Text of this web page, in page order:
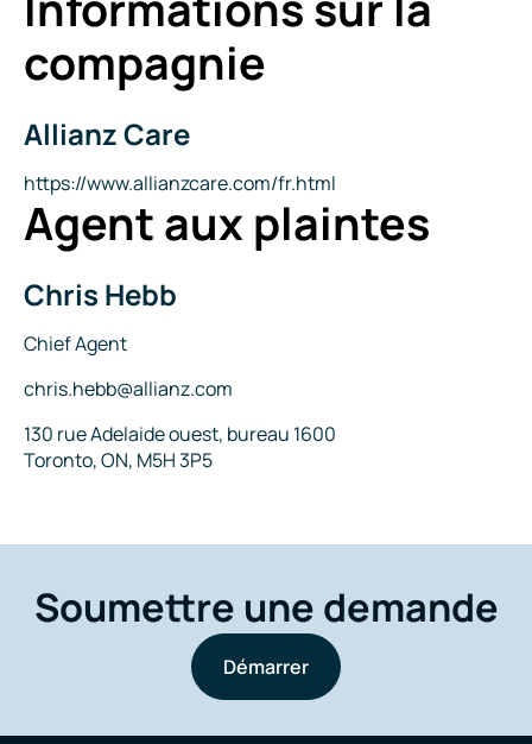
compagnie
Nom
la
compagnie
Allianz Care
Site
Internet
https://www.allianzcare.com/fr.html
Agent aux plaintes
Nom
Chris Hebb
Titre
Chief Agent
Courriel
chris.hebb@allianz.com
Adresse
130 rue Adelaide ouest, bureau 1600
Toronto, ON, M5H 3P5
Soumettre une demande
Démarrer